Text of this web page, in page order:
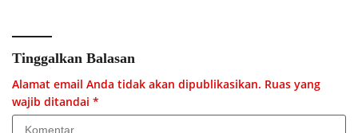
Tinggalkan Balasan
Alamat email Anda tidak akan dipublikasikan. Ruas yang
wajib ditandai *